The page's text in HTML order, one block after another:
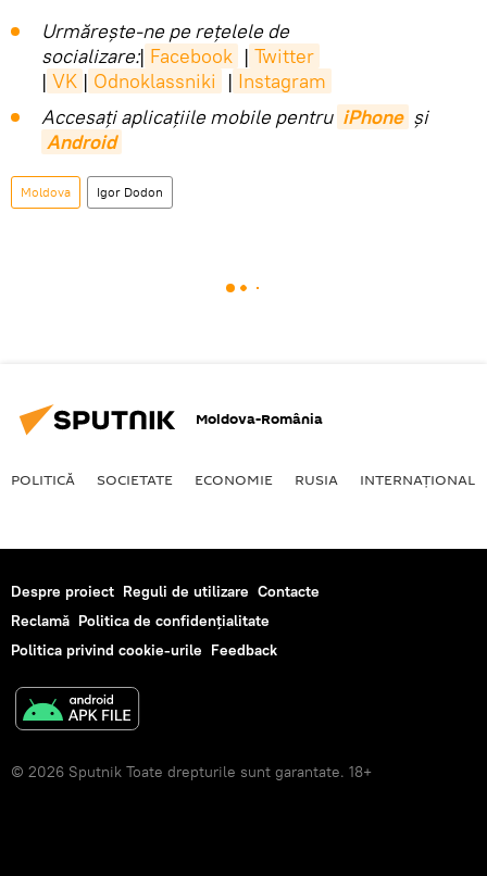
Urmărește-ne pe rețelele de
socializare:| Facebook | Twitter
| VK | Odnoklassniki | Instagram
Accesaţi aplicaţiile mobile pentru iPhone și
Android
Moldova Igor Dodon
Moldova-România
POLITICĂ SOCIETATE ECONOMIE RUSIA INTERNAŢIONAL
Despre proiect Reguli de utilizare Contacte
Reclamă Politica de confidențialitate
Politica privind cookie-urile Feedback
© 2026 Sputnik Toate drepturile sunt garantate. 18+